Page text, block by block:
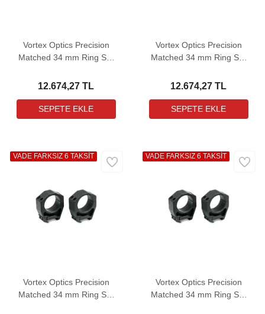
Vortex Optics Precision
Matched 34 mm Ring Set
Ayağı (1,26")
12.674,27 TL
Vortex Optics Precision
Matched 34 mm Ring Set
Ayağı (0,92")
12.674,27 TL
Vortex Optics Precision
Matched 34 mm Ring Set
VADE FARKSIZ 6 TAKSİT
Vortex Optics Precision
Matched 34 mm Ring Set
VADE FARKSIZ 6 TAKSİT